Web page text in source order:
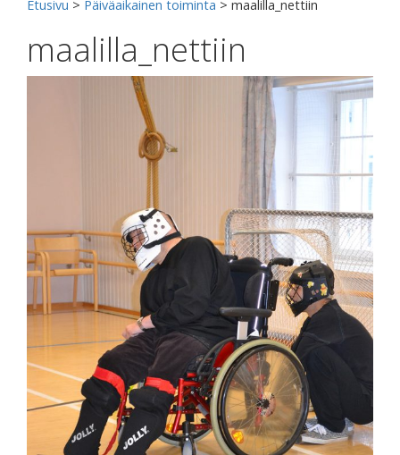
Etusivu > Päiväaikainen toiminta > maalilla_nettiin
maalilla_nettiin